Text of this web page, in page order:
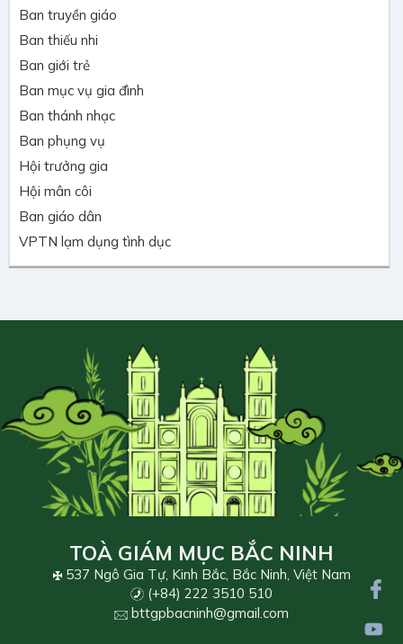
Ban truyền giáo
Ban thiếu nhi
Ban giới trẻ
Ban mục vụ gia đình
Ban thánh nhạc
Ban phụng vụ
Hội trưởng gia
Hội mân côi
Ban giáo dân
VPTN lạm dụng tình dục
TOÀ GIÁM MỤC BẮC NINH
537 Ngô Gia Tự, Kinh Bắc, Bắc Ninh, Việt Nam
(+84) 222 3510 510
bttgpbacninh@gmail.com